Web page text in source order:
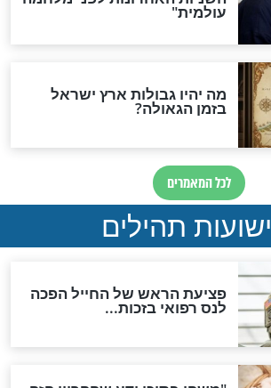
הדינים וביטול
ע"ב שמות הקודש